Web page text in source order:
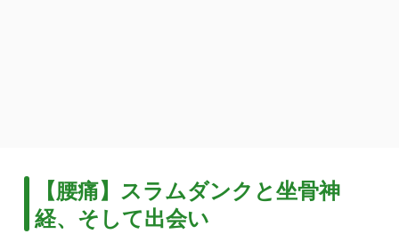
【腰痛】スラムダンクと坐骨神
経、そして出会い